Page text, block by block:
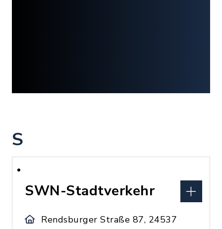
S
SWN-Stadtverkehr
Rendsburger Straße 87, 24537